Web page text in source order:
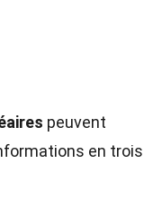
peuvent
en trois